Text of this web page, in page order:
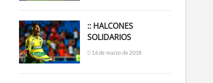
:: HALCONES
SOLIDARIOS
16 de marzo de 2018